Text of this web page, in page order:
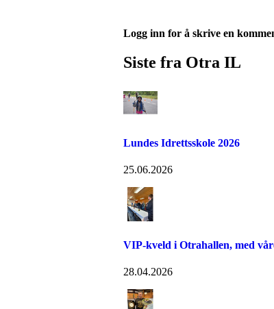
Logg inn for å skrive en
Siste fra Otra IL
Lundes Idrettsskole 2026
25.06.2026
VIP-kveld i Otrahallen, med
28.04.2026